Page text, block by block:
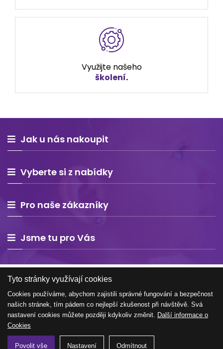
Využijte našeho
školení.
Jak u nás nakoupit
Vyberte si z nabídky
Pro naše zákazníky
Jsme tu pro Vás
Copyright © 2026 Estelle Europe s.r.o. – všechna práva
Tyto stránky využívají cookies
Cookies používáme, abychom zajistili správné fungování a bezpečnost
našich stránek, tím pádem co nejlepší zkušenost při návštěvě. Svá
nastavení cookies můžete později kdykoliv změnit. Další informace o
Cookies
Povolit vše Nastavení Odmítnout